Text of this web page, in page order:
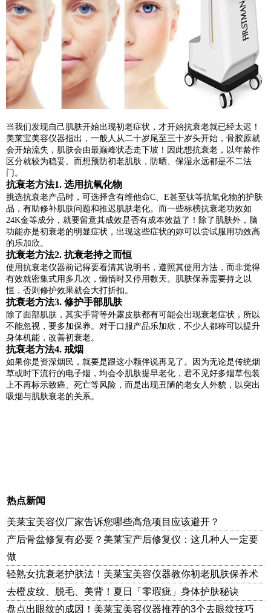
当我们发现自己肌肤开始出现初老症状，才开始抗衰老就已经太迟！
美莱宝美容仪器指出，一般人从二十岁尾至三十岁头开始，骨胶原就
会开始流失，肌肤会由最巅峰状态走下坡！因此想抗衰老，以年龄作
区分就较为稳妥。而想预防初老肌肤，防晒、保湿永远都是不二法
门。
抗衰老方法1. 选用抗氧化物
挑选抗衰老产品时，可选择含有维他命C、E甚至钛等抗氧化物的护肤
品，有助修补肌肤问题和推迟肌肤老化。而一些标榜抗衰老功效如
24K金等成分，就要留意其成效是否有成本效益了！除了肌肤外，脑
功能亦是初衰老的明显症状，出现这些症状的妳可以尝试服用功效高
的乐加欣。
抗衰老方法2. 抗衰老持之而恒
使用抗衰老仪器前记得要看清其说明书，遵照其使用方法，而非觉得
有效就密集式用多几次，懒惰时又停用数天。肌肤保养需要持之以
恒，否则修护效果就会大打折扣。
抗衰老方法3. 修护手部肌肤
除了面部肌肤，其实手背等外露皮肤都有可能会出现衰老症状，所以
不能忽视，要多加保养。对于口服产品乐加欣，不少人都称可以提升
身体机能，改善初衰老。
抗衰老方法4. 戒烟
如果你是资深烟民，就要是跟这小颗伴说再见了。因为无论是传统烟
草或时下流行的电子烟，均会令肌肤提早老化，君不见好多烟草包装
上不再标示致癌、死亡等风险，而是出现丑陋的老女人外貌，以突出
吸烟与肌肤衰老的关系。
热点新闻
美莱宝美容仪厂家告诉您哪些高危项目应该避开？
产后骨盆修复有必要？美莱宝产后修复仪：这几种人一定要
做
轻熟女抗衰老护肤法！美莱宝美容仪器教你初老肌肤保养术
去橙皮纹、脱毛、美背！夏日「零瑕疵」身体护肤秘诀
盘点出眼纹的成因！美莱宝美容仪器推荐的3个去眼纹技巧